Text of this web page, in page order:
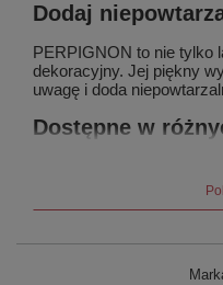
Dodaj
PERPIGNON to nie tylko
dekoracyjny. Jej piękny
uwagę i doda
Dostępne w
również w innym
odpowiedni dla Twojego